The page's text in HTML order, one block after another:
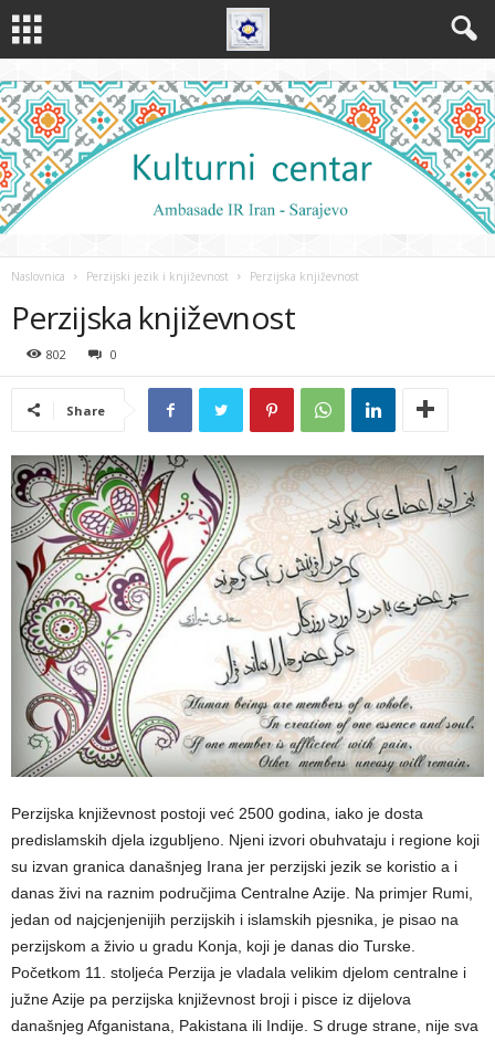
Naslovnica Perzijski jezik i književnost Perzijska književnost
Perzijska književnost
802 0
Share
Perzijska književnost postoji već 2500 godina, iako je dosta
predislamskih djela izgubljeno. Njeni izvori obuhvataju i regione koji
su izvan granica današnjeg Irana jer perzijski jezik se koristio a i
danas živi na raznim područjima Centralne Azije. Na primjer Rumi,
jedan od najcjenjenijih perzijskih i islamskih pjesnika, je pisao na
perzijskom a živio u gradu Konja, koji je danas dio Turske.
Početkom 11. stoljeća Perzija je vladala velikim djelom centralne i
južne Azije pa perzijska književnost broji i pisce iz dijelova
današnjeg Afganistana, Pakistana ili Indije. S druge strane, nije sva